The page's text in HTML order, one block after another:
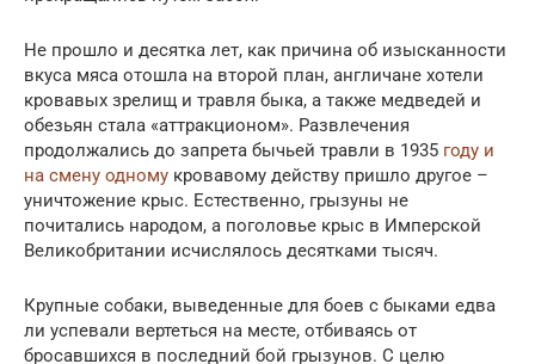
Не прошло и десятка лет, как причина об изысканности
вкуса мяса отошла на второй план, англичане хотели
кровавых зрелищ и травля быка, а также медведей и
обезьян стала «аттракционом». Развлечения
продолжались до запрета бычьей травли в 1935 году и
на смену одному кровавому действу пришло другое –
уничтожение крыс. Естественно, грызуны не
почитались народом, а поголовье крыс в Имперской
Великобритании исчислялось десятками тысяч.
Крупные собаки, выведенные для боев с быками едва
ли успевали вертеться на месте, отбиваясь от
бросавшихся в последний бой грызунов. С целю